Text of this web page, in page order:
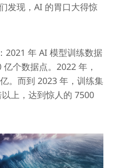
发现，AI 的胃口大得惊
2021 年 AI 模型训练数据
个数据点。2022 年，
。而到 2023 年，训练集
上，达到惊人的 7500